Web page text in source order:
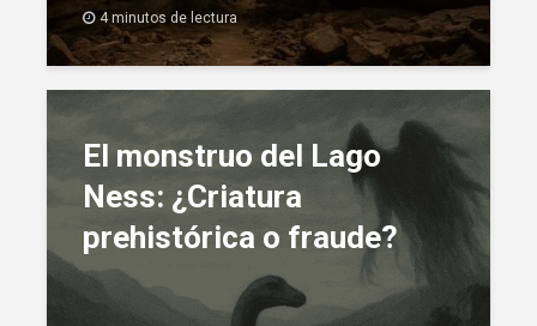
4 minutos de lectura
El monstruo del Lago
Ness: ¿Criatura
prehistórica o fraude?